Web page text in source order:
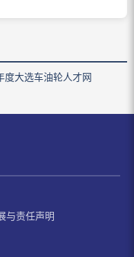
度大选车油轮人才网
与责任声明